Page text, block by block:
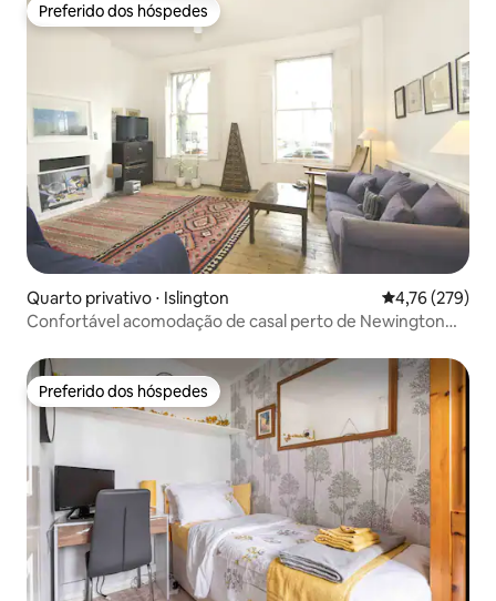
Preferido dos hóspedes
Preferido dos hóspedes
Quarto privativo ⋅ Islington 4,76 de uma
4,76 (279)
Confortável acomodação de casal perto de Newington
Preferido dos hóspedes
Preferido dos hóspedes